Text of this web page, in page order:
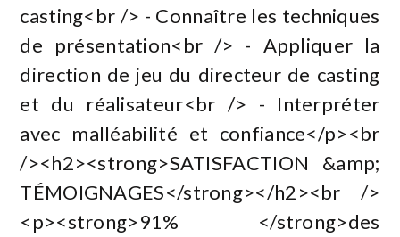
casting<br /> - Connaître les techniques
de présentation<br /> - Appliquer la
direction de jeu du directeur de casting
et du réalisateur<br /> - Interpréter
avec malléabilité et confiance</p><br
/><h2><strong>SATISFACTION &amp;
TÉMOIGNAGES</strong></h2><br />
<p><strong>91% </strong>des